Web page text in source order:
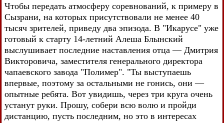
Чтобы передать атмосферу соревнований, к примеру в
Сызрани, на которых присутствовали не менее 40
тысяч зрителей, приведу два эпизода. В "Икарусе" уже
готовый к старту 14-летний Алеша Блынский
выслушивает последние наставления отца — Дмитрия
Викторовича, заместителя генерального директора
чапаевского завода "Полимер". "Ты выступаешь
впервые, поэтому за остальными не гонись, они —
опытные ребята. Вот увидишь, через три круга очень
устанут руки. Прошу, собери всю волю и пройди
дистанцию, пусть последним, но это в интересах